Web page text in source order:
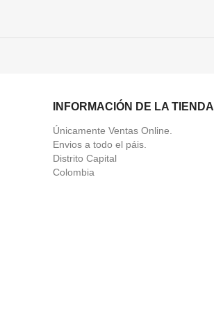
INFORMACIÓN DE LA TIENDA
Únicamente Ventas Online.
Envios a todo el páis.
Distrito Capital
Colombia